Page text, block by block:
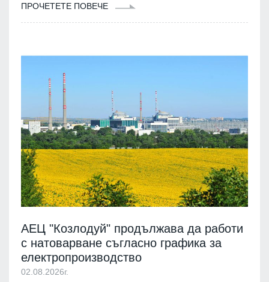
ПРОЧЕТЕТЕ ПОВЕЧЕ
АЕЦ "Козлодуй" продължава да работи
с натоварване съгласно графика за
електропроизводство
02.08.2026г.